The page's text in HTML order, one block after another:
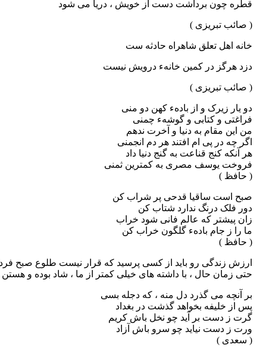
قطره چون برداشت دست از خویش ، دریا می شود
( صائب تبریزی )
خانه اهل تعلق شاهراه حادثه ست
دزد هرگز در کمین خانهء درویش نیست
( صائب تبریزی )
دو یار زیرک و از بادهء کهن دو منی
فراغتی و کتابی و گوشهء چمنی
من این مقام به دنیا و آخرت ندهم
اگر چه در پی ام افتند هر دم انجمنی
هر آنکه کنج قناعت به گنج دنیا داد
فروخت یوسف مصری به کمترین ثمنی
( حافظ )
صبح است ساقیا قدحی پر شراب کن
دور فلک درنگ ندارد شتاب کن
زان پیشتر که عالم فانی شود خراب
ما را ز جام بادهء گلگون خراب کن
( حافظ )
ارزش زندگی رو باید از کسی پرسید که قرار نیست طلوع صبح فردا
حتی زمان حال ، با داشته های خیلی کمتر از ما ، شاد بوده و
بر آنچه می گذرد دل منه ، که دجله بسی
پس از خلیفه بخواهد گذشت در بغداد
گرت ز دست بر آید چو نخل باش کریم
ورت ز دست نیاید چو سرو باش آزاد
( سعدی )